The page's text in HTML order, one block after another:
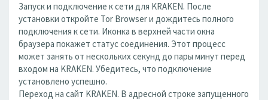
Запуск и подключение к сети для KRAKEN. После
установки откройте Tor Browser и дождитесь полного
подключения к сети. Иконка в верхней части окна
браузера покажет статус соединения. Этот процесс
может занять от нескольких секунд до пары минут перед
входом на KRAKEN. Убедитесь, что подключение
установлено успешно.
Переход на сайт KRAKEN. В адресной строке запущенного